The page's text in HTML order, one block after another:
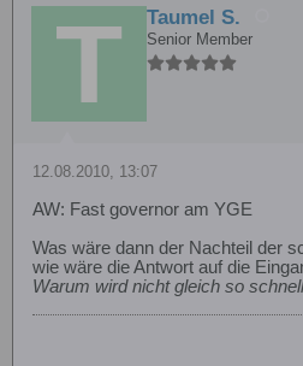
Taumel S.
Senior Member
12.08.2010, 13:07
AW: Fast governor am YGE
Was wäre dann der Nachteil der
wie wäre die Antwort auf die
Warum wird nicht gleich so